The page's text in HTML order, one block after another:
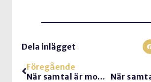
Dela inlägget
Föregående
När samtal är modiga. Del 1